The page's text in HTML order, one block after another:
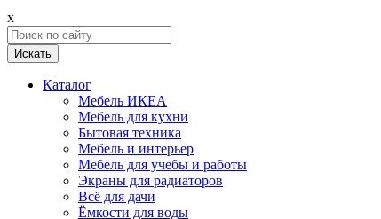
x
Искать
Каталог
Мебель ИКЕА
Мебель для кухни
Бытовая техника
Мебель и интерьер
Мебель для учебы и работы
Экраны для радиаторов
Всё для дачи
Ёмкости для воды